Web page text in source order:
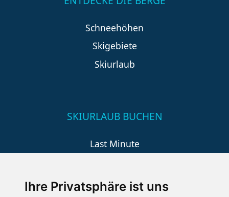
Ihre Privatsphäre ist uns
Schneehöhen
Skigebiete
Skiurlaub
SKIURLAUB BUCHEN
Last Minute
Wellness